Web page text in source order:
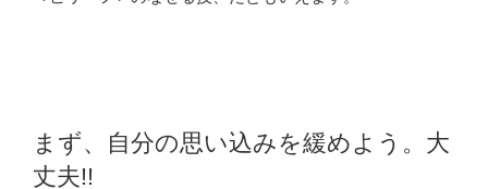
まず、自分の思い込みを緩めよう。大
丈夫!!